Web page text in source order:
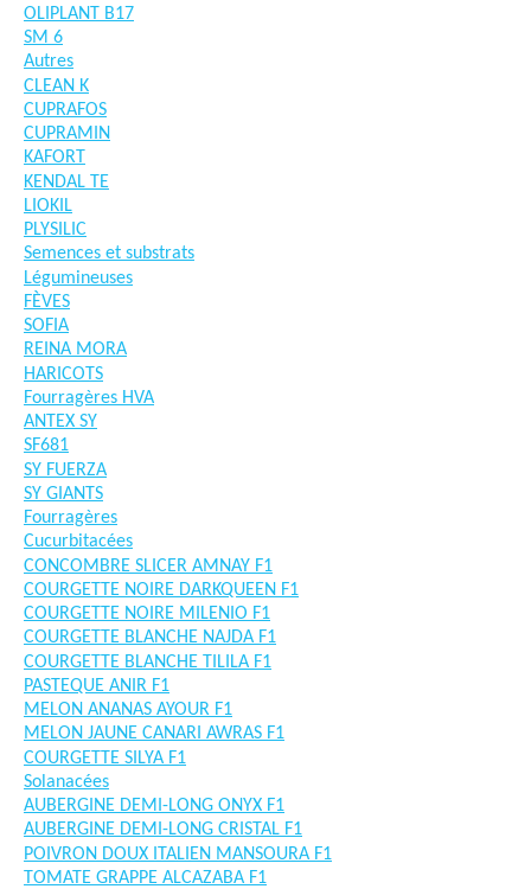
OLIPLANT B17
SM 6
Autres
CLEAN K
CUPRAFOS
CUPRAMIN
KAFORT
KENDAL TE
LIOKIL
PLYSILIC
Semences et substrats
Légumineuses
FÈVES
SOFIA
REINA MORA
HARICOTS
Fourragères HVA
ANTEX SY
SF681
SY FUERZA
SY GIANTS
Fourragères
Cucurbitacées
CONCOMBRE SLICER AMNAY F1
COURGETTE NOIRE DARKQUEEN F1
COURGETTE NOIRE MILENIO F1
COURGETTE BLANCHE NAJDA F1
COURGETTE BLANCHE TILILA F1
PASTEQUE ANIR F1
MELON ANANAS AYOUR F1
MELON JAUNE CANARI AWRAS F1
COURGETTE SILYA F1
Solanacées
AUBERGINE DEMI-LONG ONYX F1
AUBERGINE DEMI-LONG CRISTAL F1
POIVRON DOUX ITALIEN MANSOURA F1
TOMATE GRAPPE ALCAZABA F1